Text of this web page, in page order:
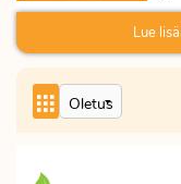
Lue